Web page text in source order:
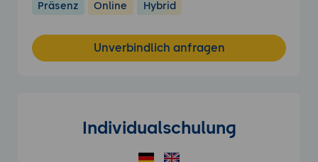
Präsenz Online Hybrid
Unverbindlich anfragen
Individualschulung